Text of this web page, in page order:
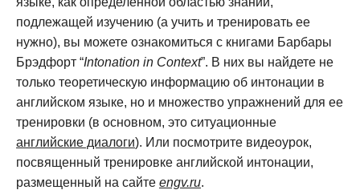
подлежащей изучению (а учить и тренировать ее
нужно), вы можете ознакомиться с книгами Барбары
Брэдфорт “Intonation in Context”. В них вы найдете не
только теоретическую информацию об интонации в
английском языке, но и множество упражнений для ее
тренировки (в основном, это ситуационные
английские диалоги). Или посмотрите видеоурок,
посвященный тренировке английской интонации,
размещенный на сайте engv.ru.